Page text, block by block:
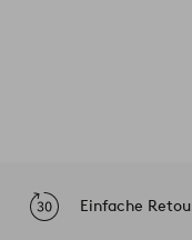
Einfache